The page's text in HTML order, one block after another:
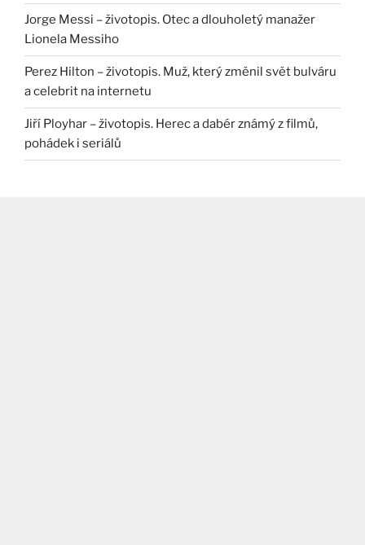
Jorge Messi – životopis. Otec a dlouholetý manažer
Lionela Messiho
Perez Hilton – životopis. Muž, který změnil svět bulváru
a celebrit na internetu
Jiří Ployhar – životopis. Herec a dabér známý z filmů,
pohádek i seriálů